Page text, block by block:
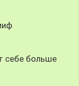
себе больше